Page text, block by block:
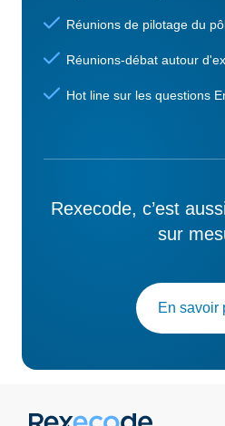
Réunions de pilotage du
Réunions-débat autour
Hot line sur les questions
Rexecode, c’est
sur
En savoir